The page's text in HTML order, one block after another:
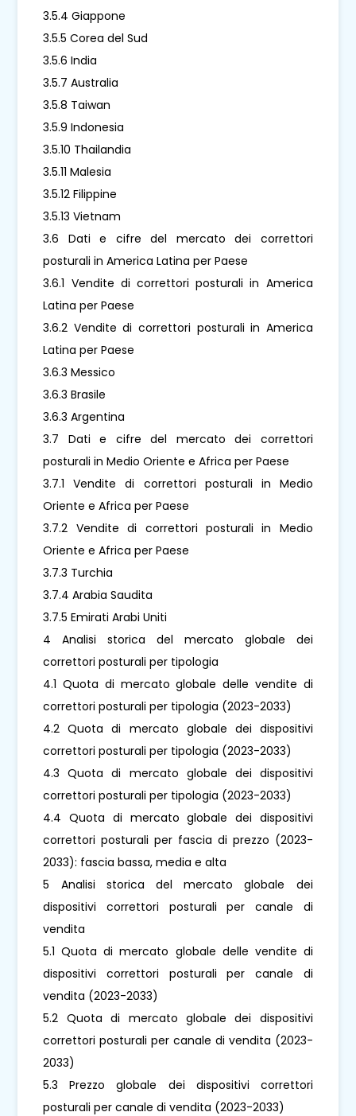
3.5.4 Giappone
3.5.5 Corea del Sud
3.5.6 India
3.5.7 Australia
3.5.8 Taiwan
3.5.9 Indonesia
3.5.10 Thailandia
3.5.11 Malesia
3.5.12 Filippine
3.5.13 Vietnam
3.6 Dati e cifre del mercato dei correttori
posturali in America Latina per Paese
3.6.1 Vendite di correttori posturali in America
Latina per Paese
3.6.2 Vendite di correttori posturali in America
Latina per Paese
3.6.3 Messico
3.6.3 Brasile
3.6.3 Argentina
3.7 Dati e cifre del mercato dei correttori
posturali in Medio Oriente e Africa per Paese
3.7.1 Vendite di correttori posturali in Medio
Oriente e Africa per Paese
3.7.2 Vendite di correttori posturali in Medio
Oriente e Africa per Paese
3.7.3 Turchia
3.7.4 Arabia Saudita
3.7.5 Emirati Arabi Uniti
4 Analisi storica del mercato globale dei
correttori posturali per tipologia
4.1 Quota di mercato globale delle vendite di
correttori posturali per tipologia (2023-2033)
4.2 Quota di mercato globale dei dispositivi
correttori posturali per tipologia (2023-2033)
4.3 Quota di mercato globale dei dispositivi
correttori posturali per tipologia (2023-2033)
4.4 Quota di mercato globale dei dispositivi
correttori posturali per fascia di prezzo (2023-
2033): fascia bassa, media e alta
5 Analisi storica del mercato globale dei
dispositivi correttori posturali per canale di
vendita
5.1 Quota di mercato globale delle vendite di
dispositivi correttori posturali per canale di
vendita (2023-2033)
5.2 Quota di mercato globale dei dispositivi
correttori posturali per canale di vendita (2023-
2033)
5.3 Prezzo globale dei dispositivi correttori
posturali per canale di vendita (2023-2033)